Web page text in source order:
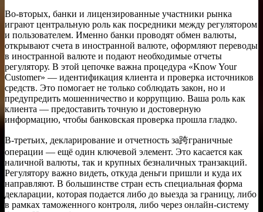
Во-вторых, банки и лицензированные участники рынка
играют центральную роль как посредники между регулятором
и пользователем. Именно банки проводят обмен валюты,
открывают счета в иностранной валюте, оформляют переводы
в иностранной валюте и подают необходимые отчеты
регулятору. В этой цепочке важна процедура «Know Your
Customer» — идентификация клиента и проверка источников
средств. Это помогает не только соблюдать закон, но и
предупредить мошенничество и коррупцию. Ваша роль как
клиента — предоставить точную и достоверную
информацию, чтобы банковская проверка прошла гладко.
В-третьих, декларирование и отчетность за跨граничные
операции — ещё один ключевой элемент. Это касается как
наличной валюты, так и крупных безналичных транзакций.
Регулятору важно видеть, откуда деньги пришли и куда их
направляют. В большинстве стран есть специальная форма
декларации, которая подается либо до выезда за границу, либо
в рамках таможенного контроля, либо через онлайн-систему